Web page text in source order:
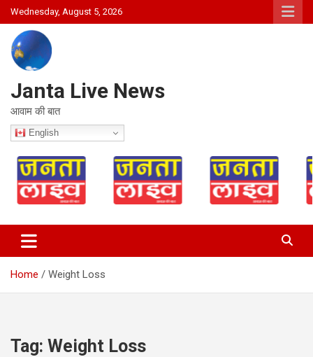
Skip
to
content
Wednesday, August 5, 2026
Janta Live News
आवाम की बात
English
Home Weight Loss
Tag: Weight Loss